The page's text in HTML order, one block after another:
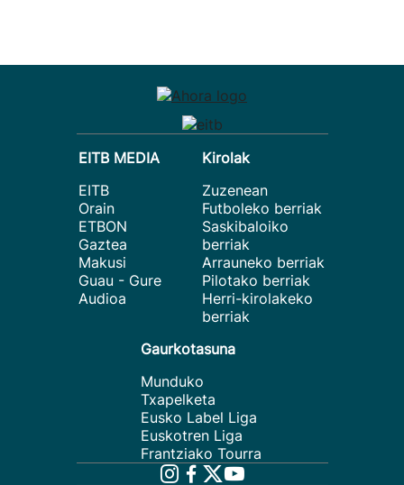
EITB MEDIA
EITB
Orain
ETBON
Gaztea
Makusi
Guau - Gure
Audioa
Kirolak
Zuzenean
Futboleko berriak
Saskibaloiko
berriak
Arrauneko berriak
Pilotako berriak
Herri-kirolakeko
berriak
Gaurkotasuna
Munduko
Txapelketa
Eusko Label Liga
Euskotren Liga
Frantziako Tourra